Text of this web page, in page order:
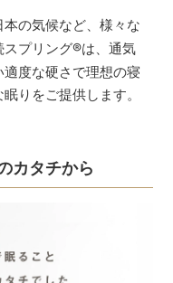
の気候など、様々な
スプリング®は、通気
度な硬さで理想の寝
りをご提供します。
カタチから